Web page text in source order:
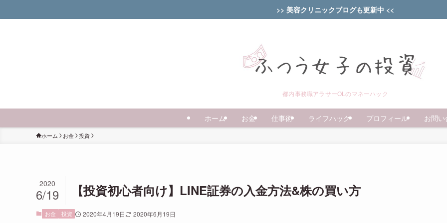
>> 美容クリニックブログも更新中 <<
都内事務職アラサーOLのマネーハック
ホーム お金 仕事術 ライフハック プロフィール お問
ホーム お金 投資
【投資初心者向け】LINE証券の入金方法&株の買い方
2020
6/19
お金 投資 2020年4月19日 2020年6月19日